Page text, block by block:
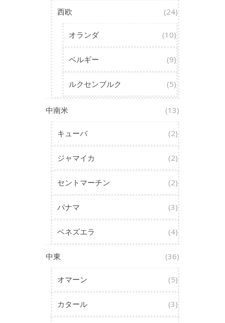
西欧 (24)
オランダ (10)
ベルギー (9)
ルクセンブルク (5)
中南米 (13)
キューバ (2)
ジャマイカ (2)
セントマーチン (2)
パナマ (3)
ベネズエラ (4)
中東 (36)
オマーン (5)
カタール (3)